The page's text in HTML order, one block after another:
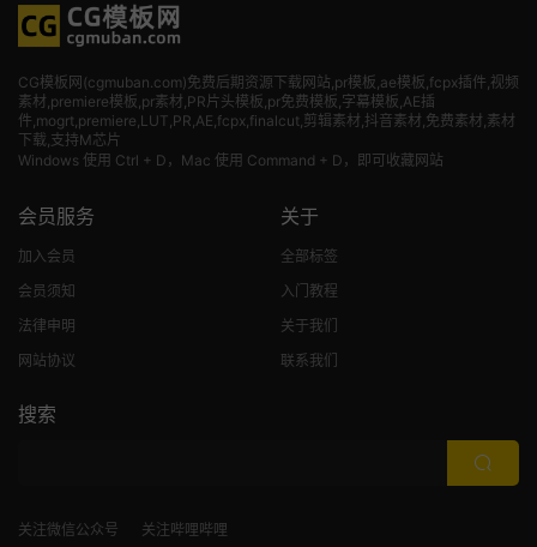
CG模板网(cgmuban.com)免费后期资源下载网站,pr模板,ae模板,fcpx插件,视频
素材 ,premiere模板,pr素材,PR片头模板,pr免费模板,字幕模板,AE插
件,mogrt,premiere,LUT,PR,AE,fcpx,finalcut,剪辑素材,抖音素材,免费素材,素材
下载,支持M芯片
Windows 使用 Ctrl + D，Mac 使用 Command + D，即可收藏网站
会员服务
加入会员
会员须知
法律申明
网站协议
关于
全部标签
入门教程
关于我们
联系我们
搜索
关注微信公众号 关注哔哩哔哩